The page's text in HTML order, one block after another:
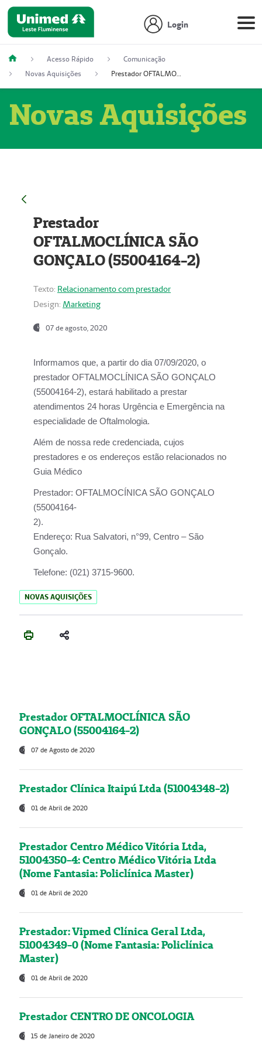
Login
Acesso Rápido
Comunicação
Novas Aquisições
Prestador OFTALMOCLÍNICA SÃO GONÇALO (55004164-2)
Novas Aquisições
Prestador
OFTALMOCLÍNICA SÃO
GONÇALO (55004164-2)
Texto: Relacionamento com prestador
Design: Marketing
07 de agosto, 2020
Informamos que, a partir do dia07/09/2020, o
prestador OFTALMOCLÍNICA SÃO GONÇALO
(55004164-2), estará habilitado a prestar
atendimentos 24 horas Urgência e Emergência na
especialidade de Oftalmologia.
Além de nossa rede credenciada, cujos
prestadores e os endereços estão relacionados no
Guia Médico
Prestador: OFTALMOCÍNICA SÃO GONÇALO
(55004164-
2).
Endereço: Rua Salvatori, n°99, Centro – São
Gonçalo.
Telefone: (021) 3715-9600.
NOVAS AQUISIÇÕES
Prestador OFTALMOCLÍNICA SÃO
GONÇALO (55004164-2)
07 de Agosto de 2020
Prestador Clínica Itaipú Ltda (51004348-2)
01 de Abril de 2020
Prestador Centro Médico Vitória Ltda,
51004350-4: Centro Médico Vitória Ltda
(Nome Fantasia: Policlínica Master)
01 de Abril de 2020
Prestador: Vipmed Clínica Geral Ltda,
51004349-0 (Nome Fantasia: Policlínica
Master)
01 de Abril de 2020
Prestador CENTRO DE ONCOLOGIA
15 de Janeiro de 2020